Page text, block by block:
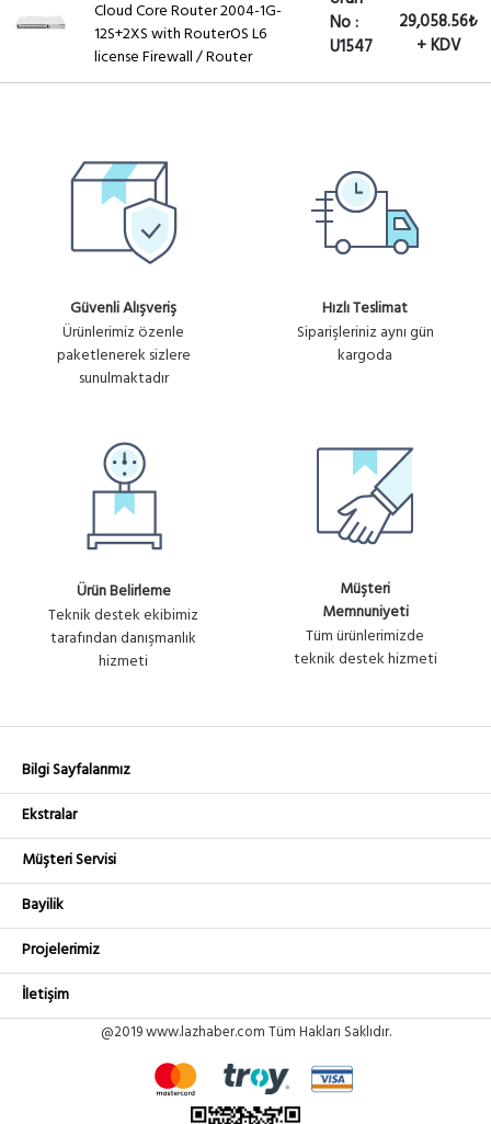
Cloud Core Router 2004-1G-
12S+2XS with RouterOS L6
license Firewall / Router
No :
U1547
29,058.56₺
+ KDV
Güvenli Alışveriş
Ürünlerimiz özenle
paketlenerek sizlere
sunulmaktadır
Hızlı Teslimat
Siparişleriniz aynı gün
kargoda
Ürün Belirleme
Teknik destek ekibimiz
tarafından danışmanlık
hizmeti
Müşteri
Memnuniyeti
Tüm ürünlerimizde
teknik destek hizmeti
Bilgi Sayfalarımız
Ekstralar
Müşteri Servisi
Bayilik
Projelerimiz
İletişim
@2019 www.lazhaber.com Tüm Hakları Saklıdır.